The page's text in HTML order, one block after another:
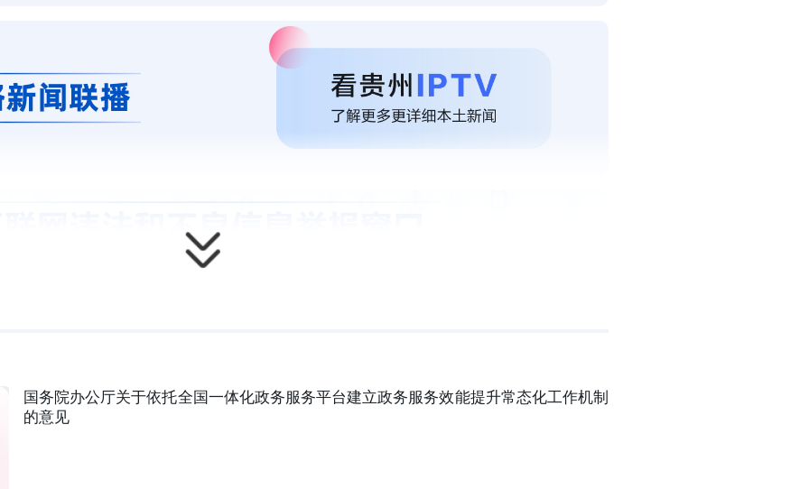
国务院办公厅关于依托全国一体化政务服务平台建立政务服务效能提升常态化工作机制
的意见